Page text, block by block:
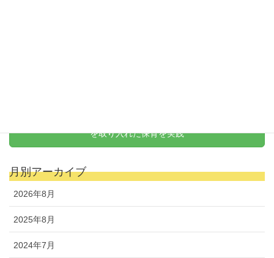
を取り入れた保育を実践
月別アーカイブ
2026年8月
2025年8月
2024年7月